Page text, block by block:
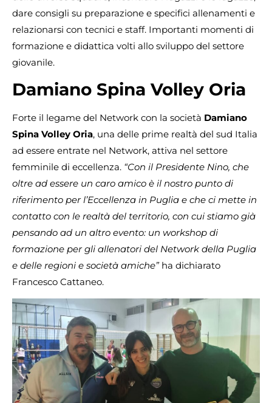
dare consigli su preparazione e specifici allenamenti e
relazionarsi con tecnici e staff. Importanti momenti di
formazione e didattica volti allo sviluppo del settore
giovanile.
Damiano Spina Volley Oria
Forte il legame del Network con la società Damiano
Spina Volley Oria, una delle prime realtà del sud Italia
ad essere entrate nel Network, attiva nel settore
femminile di eccellenza. “Con il Presidente Nino, che
oltre ad essere un caro amico è il nostro punto di
riferimento per l’Eccellenza in Puglia e che ci mette in
contatto con le realtà del territorio, con cui stiamo già
pensando ad un altro evento: un workshop di
formazione per gli allenatori del Network della Puglia
e delle regioni e società amiche”ha dichiarato
Francesco Cattaneo.